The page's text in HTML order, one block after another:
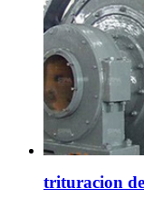
trituracion